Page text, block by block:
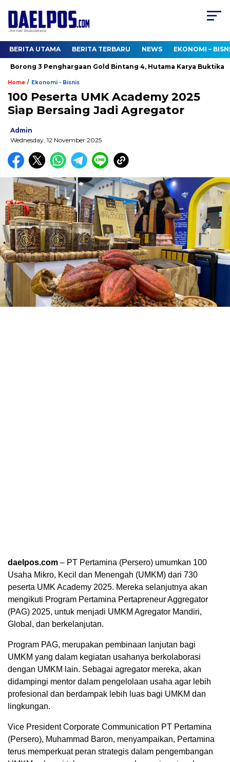
BERITA UTAMA BERITA TERBARU NEWS EKONOMI –
3 Penghargaan Gold Bintang 4, Hutama Karya Buktikan
Home / Ekonomi - Bisnis
100 Peserta UMK Academy 2025
Siap Bersaing Jadi Agregator
Admin
Wednesday, 12 November 2025
daelpos.com – PT Pertamina (Persero) umumkan 100
Usaha Mikro, Kecil dan Menengah (UMKM) dari 730
peserta UMK Academy 2025. Mereka selanjutnya akan
mengikuti Program Pertamina Pertapreneur Aggregator
(PAG) 2025, untuk menjadi UMKM Agregator Mandiri,
Global, dan berkelanjutan.
Program PAG, merupakan pembinaan lanjutan bagi
UMKM yang dalam kegiatan usahanya berkolaborasi
dengan UMKM lain. Sebagai agregator mereka, akan
didampingi mentor dalam pengelolaan usaha agar lebih
profesional dan berdampak lebih luas bagi UMKM dan
lingkungan.
Vice President Corporate Communication PT Pertamina
(Persero), Muhammad Baron, menyampaikan, Pertamina
terus memperkuat peran strategis dalam pengembangan